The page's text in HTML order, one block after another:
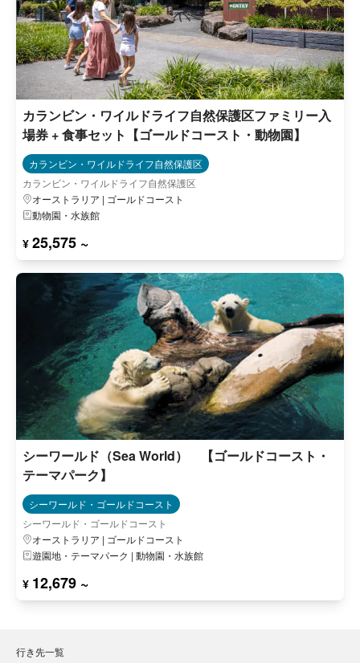
カランビン・ワイルドライフ自然保護区ファミリー入
場券 + 食事セット【ゴールドコースト・動物園】
カランビン・ワイルドライフ自然保護区
カランビン・ワイルドライフ自然保護区
オーストラリア | ゴールドコースト
動物園・水族館
¥ 25,575 ~
シーワールド（Sea World） 【ゴールドコースト・
テーマパーク】
シーワールド・ゴールドコースト
シーワールド・ゴールドコースト
オーストラリア | ゴールドコースト
遊園地・テーマパーク | 動物園・水族館
¥ 12,679 ~
行き先一覧